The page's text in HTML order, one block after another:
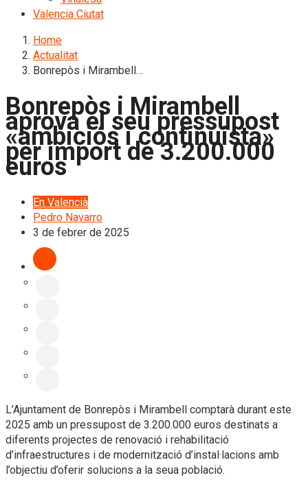
Valencia Ciutat
Home
Actualitat
Bonrepòs i Mirambell…
Bonrepòs i Mirambell
aprova el seu pressupost
«ambiciós i continuista»
per import de 3.200.000
euros
En Valencià
Pedro Navarro
3 de febrer de 2025
L’Ajuntament de Bonrepòs i Mirambell comptarà durant este
2025 amb un pressupost de 3.200.000 euros destinats a
diferents projectes de renovació i rehabilitació
d’infraestructures i de modernització d’instal·lacions amb
l’objectiu d’oferir solucions a la seua població.